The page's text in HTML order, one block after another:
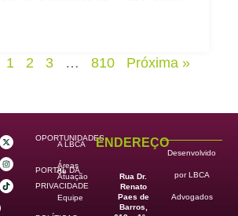
1 2 3 … 810 Próxima »
OPORTUNIDADES
PORTAL DA
PRIVACIDADE
A LBCA
Áreas
de
Atuação
Equipe
ENDEREÇO
Rua Dr.
Renato
Paes de
Barros,
Desenvolvido
por LBCA
Advogados